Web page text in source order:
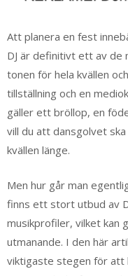
Att planera en fest
DJ är definitivt ett av de
tonen för hela kvällen
tillställning och en
gäller ett bröllop, en
vill du att dansgolvet
kvällen länge.
Men hur går man
finns ett stort utbud av
musikprofiler, vilket kan
utmanande. I den här
viktigaste stegen för att